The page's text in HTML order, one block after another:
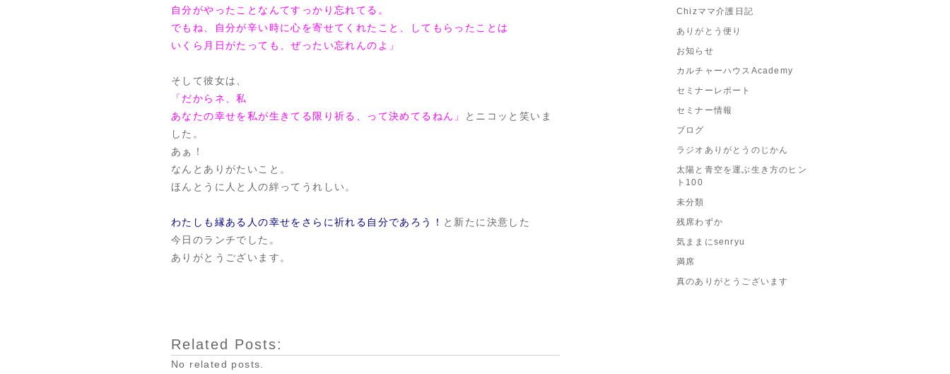
自分がやったことなんてすっかり忘れてる。
でもね、自分が辛い時に心を寄せてくれたこと、してもらったことは
いくら月日がたっても、ぜったい忘れんのよ」
そして彼女は、
「だからネ、私
あなたの幸せを私が生きてる限り祈る、って決めてるねん」
とニコッと笑いま
した。
あぁ！
なんとありがたいこと。
ほんとうに人と人の絆ってうれしい。
わたしも縁ある人の幸せをさらに祈れる自分であろう！ と新たに決意した
今日のランチでした。
ありがとうございます。
Related Posts:
No related posts.
Chizママ介護日記
ありがとう便り
お知らせ
カルチャーハウスAcademy
セミナーレポート
セミナー情報
ブログ
ラジオありがとうのじかん
太陽と青空を運ぶ生き方のヒン
ト100
未分類
残席わずか
気ままにsenryu
満席
真のありがとうございます